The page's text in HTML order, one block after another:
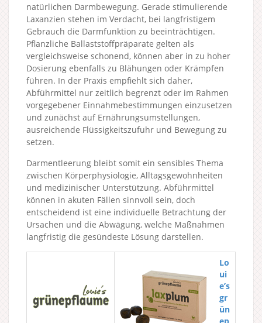
natürlichen Darmbewegung. Gerade stimulierende
Laxanzien stehen im Verdacht, bei langfristigem
Gebrauch die Darmfunktion zu beeinträchtigen.
Pflanzliche Ballaststoffpräparate gelten als
vergleichsweise schonend, können aber in zu hoher
Dosierung ebenfalls zu Blähungen oder Krämpfen
führen. In der Praxis empfiehlt sich daher,
Abführmittel nur zeitlich begrenzt oder im Rahmen
vorgegebener Einnahmebestimmungen einzusetzen
und zunächst auf Ernährungsumstellungen,
ausreichende Flüssigkeitszufuhr und Bewegung zu
setzen.
Darmentleerung bleibt somit ein sensibles Thema
zwischen Körperphysiologie, Alltagsgewohnheiten
und medizinischer Unterstützung. Abführmittel
können in akuten Fällen sinnvoll sein, doch
entscheidend ist eine individuelle Betrachtung der
Ursachen und die Abwägung, welche Maßnahmen
langfristig die gesündeste Lösung darstellen.
Lo
ui
e’s
gr
ün